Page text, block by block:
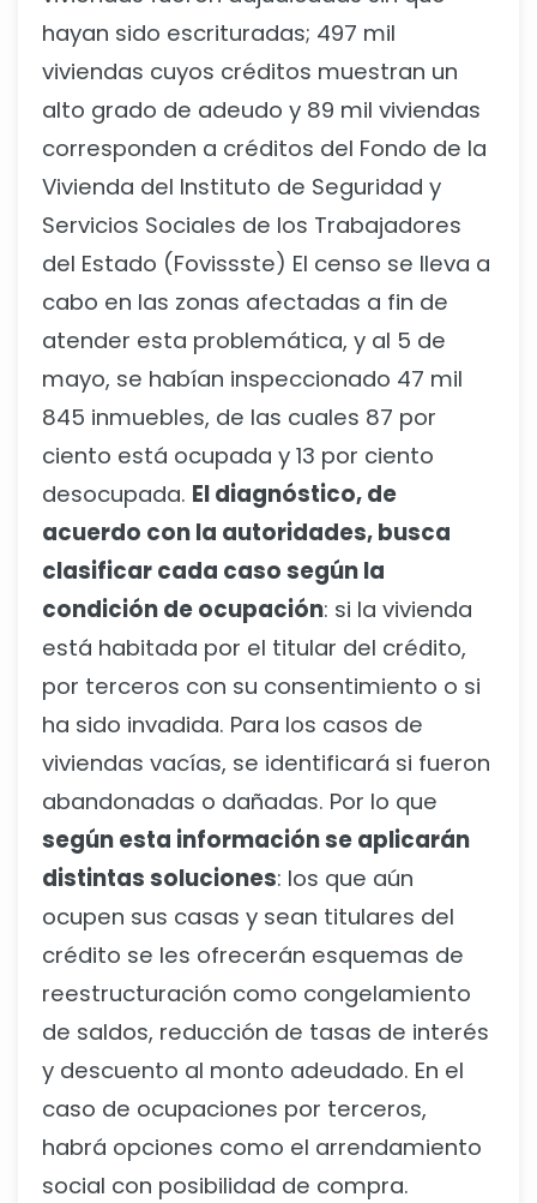
hayan sido escrituradas; 497 mil
viviendas cuyos créditos muestran un
alto grado de adeudo y 89 mil viviendas
corresponden a créditos del Fondo de la
Vivienda del Instituto de Seguridad y
Servicios Sociales de los Trabajadores
del Estado (Fovissste) El censo se lleva a
cabo en las zonas afectadas a fin de
atender esta problemática, y al 5 de
mayo, se habían inspeccionado 47 mil
845 inmuebles, de las cuales 87 por
ciento está ocupada y 13 por ciento
desocupada. El diagnóstico, de
acuerdo con la autoridades, busca
clasificar cada caso según la
condición de ocupación: si la vivienda
está habitada por el titular del crédito,
por terceros con su consentimiento o si
ha sido invadida. Para los casos de
viviendas vacías, se identificará si fueron
abandonadas o dañadas. Por lo que
según esta información se aplicarán
distintas soluciones: los que aún
ocupen sus casas y sean titulares del
crédito se les ofrecerán esquemas de
reestructuración como congelamiento
de saldos, reducción de tasas de interés
y descuento al monto adeudado. En el
caso de ocupaciones por terceros,
habrá opciones como el arrendamiento
social con posibilidad de compra.